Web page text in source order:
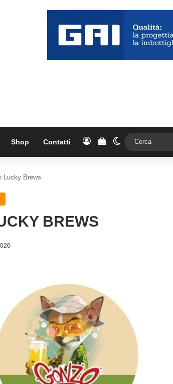
Shop Contatti AccediVedi il carrello
Cambia aspetto
Lucky Brews
BREWS